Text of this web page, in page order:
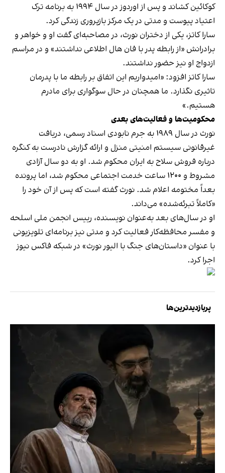
کوکائین کشاند و پس از اوردوز در سال ۱۹۹۴ به برنامه ترک
اعتیاد پیوست و مدتی در یک مرکز بازپروری زندگی کرد.
سارا کاتز، یکی از دختران نورث، در مصاحبه‌ای گفت او و خواهر و
برادرانش «از رابطه پدر با فان هال اطلاعی نداشتند» و در مراسم
ازدواج او نیز حضور نداشتند.
سارا کاتز افزود: «امیدواریم این اتفاق بر رابطه ما با پدرمان
تاثیری نگذارد. ما همچنان در حال سوگواری برای مادرم
هستیم.»
محکومیت‌ها و فعالیت‌های بعدی
نورث در سال ۱۹۸۹ به جرم نابودی اسناد رسمی، دریافت
غیرقانونی سیستم امنیتی منزل و ارائه گزارش نادرست به کنگره
درباره فروش سلاح به ایران محکوم شد. او به دو سال آزادی
مشروط و ۱۲۰۰ ساعت خدمت اجتماعی محکوم شد، اما پرونده
بعداً مختومه اعلام شد. نورث گفته است که پس از آن خود را
«کاملاً تبرئه‌شده» می‌داند.
او در سال‌های بعد به‌عنوان نویسنده، رییس انجمن ملی اسلحه
و مفسر محافظه‌کار فعالیت کرد و مدتی نیز برنامه‌ای تلویزیونی
با عنوان «داستان‌های جنگ با الیور نورث» در شبکه فاکس نیوز
اجرا کرد.
پربازدیدترین‌ها